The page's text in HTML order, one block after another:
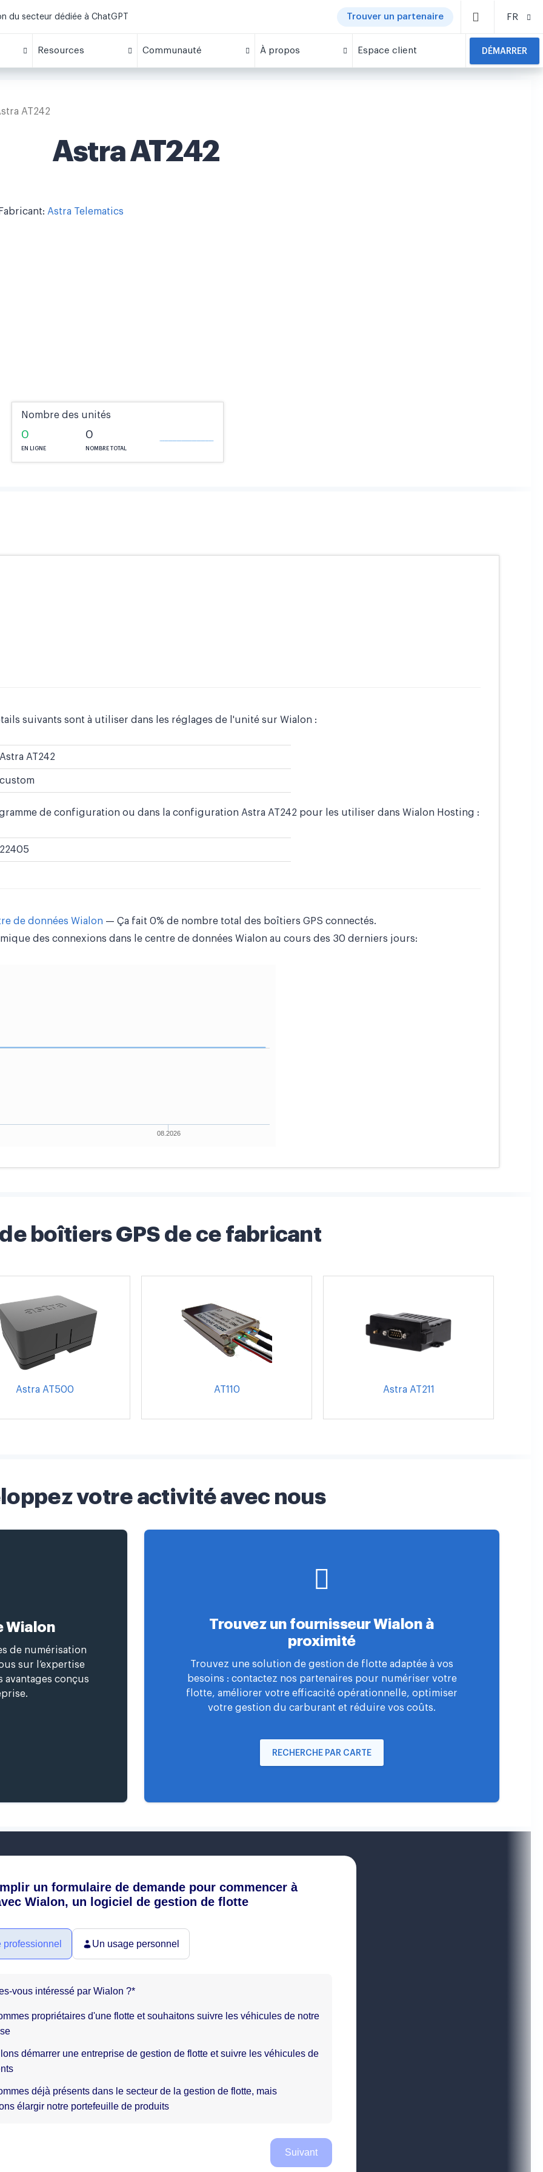
du secteur dédiée à ChatGPT Trouver un partenaire FR
Resources Communauté À propos Espace client DÉMARRER
AT242
Astra AT242
Astra Telematics
Nombre des unités
0
EN LIGNE
0
NOMBRE TOTAL
suivants sont à utiliser dans les réglages de l'unité sur Wialon :
Astra AT242
custom
de configuration ou dans la configuration Astra AT242 pour les utiliser dans Wialon Hosting :
22405
de données Wialon — Ça fait 0% de nombre total des boîtiers GPS connectés.
des connexions dans le centre de données Wialon au cours des 30 derniers jours:
boîtiers GPS de ce fabricant
Astra AT500 AT110 Astra AT211
votre activité avec nous
Wialon
de numérisation
sur l’expertise
avantages conçus
Trouvez un fournisseur Wialon à
proximité
Trouvez une solution de gestion de flotte adaptée à vos
besoins : contactez nos partenaires pour numériser votre
flotte, améliorer votre efficacité opérationnelle, optimiser
votre gestion du carburant et réduire vos coûts.
RECHERCHE PAR CARTE